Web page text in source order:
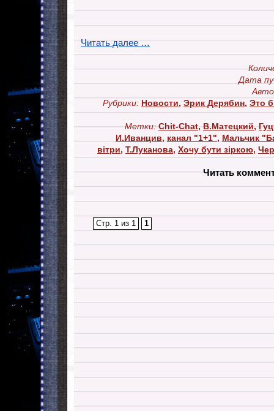
Читать далее …
Дата
Рубрики: Новости, Эрик Дерябин, Это
Метки: Chit-Chat,В.Матецкий,
И.Иванцив, канал "1+1", Мальчик
вітри, Т.Луканова, Хочу бути зіркою,
Читать
Стр. 1 из 1 1